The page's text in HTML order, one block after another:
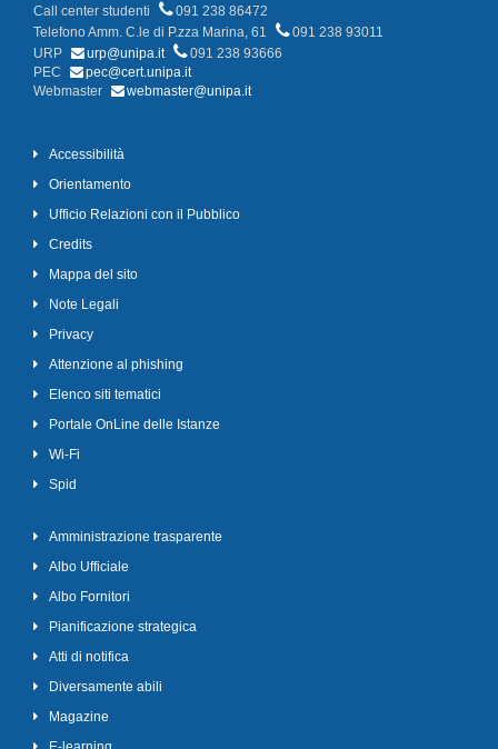
Call center studenti
091 238 86472
Telefono Amm. C.le di P.zza Marina, 61
091 238 93011
URP
urp@unipa.it
091 238 93666
PEC
pec@cert.unipa.it
Webmaster
webmaster@unipa.it
Accessibilità
Orientamento
Ufficio Relazioni con il Pubblico
Credits
Mappa del sito
Note Legali
Privacy
Attenzione al phishing
Elenco siti tematici
Portale OnLine delle Istanze
Wi-Fi
Spid
Amministrazione trasparente
Albo Ufficiale
Albo Fornitori
Pianificazione strategica
Atti di notifica
Diversamente abili
Magazine